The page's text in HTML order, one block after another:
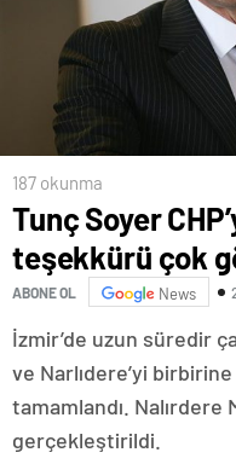
187 okunma
Tunç Soyer
teşekkürü çok
ABONE OL News
İzmir’de uzun süredir
ve Narlıdere’yi
tamamlandı. Nalırdere
gerçekleştirildi.